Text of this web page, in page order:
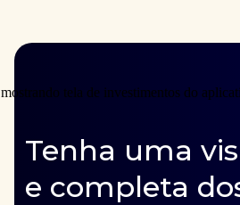
Tenha uma
e completa